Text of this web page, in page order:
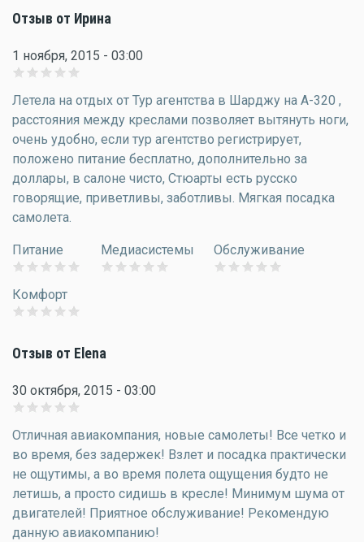
Отзыв от Ирина
1 ноября, 2015 - 03:00
Летела на отдых от Тур агентства в Шарджу на А-320 ,
расстояния между креслами позволяет вытянуть ноги,
очень удобно, если тур агентство регистрирует,
положено питание бесплатно, дополнительно за
доллары, в салоне чисто, Стюарты есть русско
говорящие, приветливы, заботливы. Мягкая посадка
самолета.
Питание Медиасистемы Обслуживание
Комфорт
Отзыв от Elena
30 октября, 2015 - 03:00
Отличная авиакомпания, новые самолеты! Все четко и
во время, без задержек! Взлет и посадка практически
не ощутимы, а во время полета ощущения будто не
летишь, а просто сидишь в кресле! Минимум шума от
двигателей! Приятное обслуживание! Рекомендую
данную авиакомпанию!